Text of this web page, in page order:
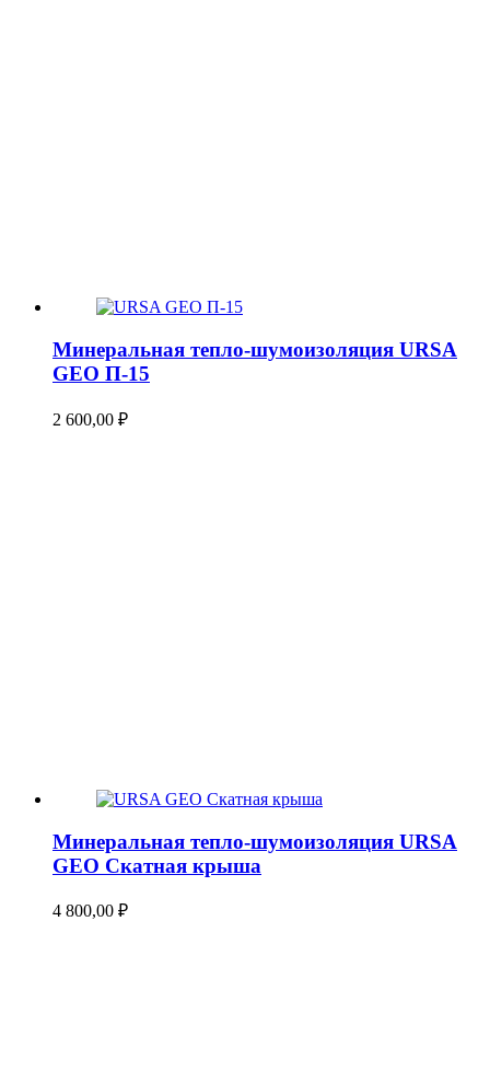
Минеральная тепло-шумоизоляция URSA
GEO П-15
2 600,00 ₽
Минеральная тепло-шумоизоляция URSA
GEO Скатная крыша
4 800,00 ₽